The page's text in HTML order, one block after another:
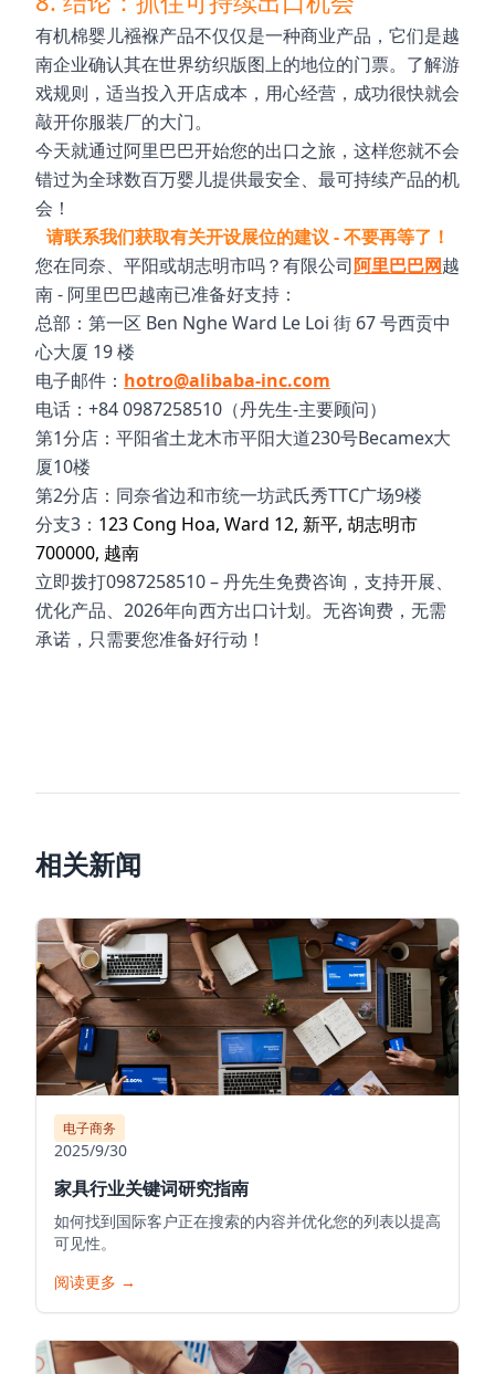
有机棉婴儿襁褓产品不仅仅是一种商业产品，它们是越
南企业确认其在世界纺织版图上的地位的门票。了解游
戏规则，适当投入开店成本，用心经营，成功很快就会
敲开你服装厂的大门。
今天就通过阿里巴巴开始您的出口之旅，这样您就不会
错过为全球数百万婴儿提供最安全、最可持续产品的机
会！
请联系我们获取有关开设展位的建议 - 不要再等了！
您在同奈、平阳或胡志明市吗？有限公司阿里巴巴网越
南 - 阿里巴巴越南已准备好支持：
总部：第一区 Ben Nghe Ward Le Loi 街 67 号西贡中
心大厦 19 楼
电子邮件： hotro@alibaba-inc.com
电话：+84 0987258510（丹先生-主要顾问）
第1分店：平阳省土龙木市平阳大道230号Becamex大
厦10楼
第2分店：同奈省边和市统一坊武氏秀TTC广场9楼
分支3： 123 Cong Hoa, Ward 12, 新平, 胡志明市
700000, 越南
立即拨打0987258510 – 丹先生免费咨询，支持开展、
优化产品、2026年向西方出口计划。无咨询费，无需
承诺，只需要您准备好行动！
相关新闻
电子商务
2025/9/30
家具行业关键词研究指南
如何找到国际客户正在搜索的内容并优化您的列表以提高
可见性。
阅读更多 →